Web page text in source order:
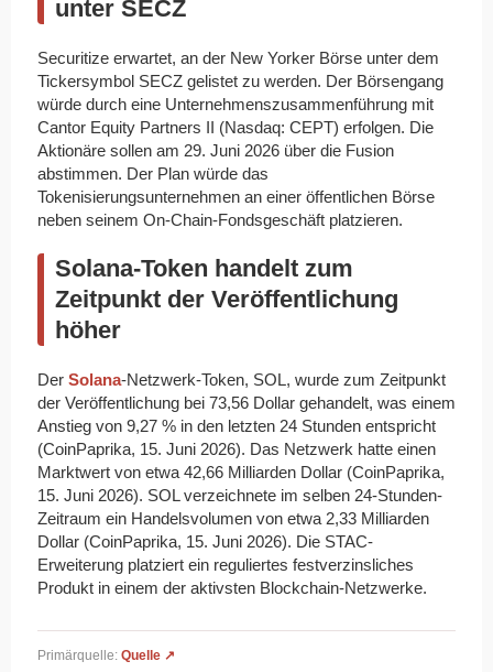
unter SECZ
Securitize erwartet, an der New Yorker Börse unter dem
Tickersymbol SECZ gelistet zu werden. Der Börsengang
würde durch eine Unternehmenszusammenführung mit
Cantor Equity Partners II (Nasdaq: CEPT) erfolgen. Die
Aktionäre sollen am 29. Juni 2026 über die Fusion
abstimmen. Der Plan würde das
Tokenisierungsunternehmen an einer öffentlichen Börse
neben seinem On-Chain-Fondsgeschäft platzieren.
Solana-Token handelt zum
Zeitpunkt der Veröffentlichung
höher
Der Solana-Netzwerk-Token, SOL, wurde zum Zeitpunkt
der Veröffentlichung bei 73,56 Dollar gehandelt, was einem
Anstieg von 9,27 % in den letzten 24 Stunden entspricht
(CoinPaprika, 15. Juni 2026). Das Netzwerk hatte einen
Marktwert von etwa 42,66 Milliarden Dollar (CoinPaprika,
15. Juni 2026). SOL verzeichnete im selben 24-Stunden-
Zeitraum ein Handelsvolumen von etwa 2,33 Milliarden
Dollar (CoinPaprika, 15. Juni 2026). Die STAC-
Erweiterung platziert ein reguliertes festverzinsliches
Produkt in einem der aktivsten Blockchain-Netzwerke.
Primärquelle: Quelle ↗